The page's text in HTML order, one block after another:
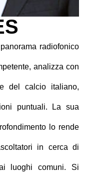
radiofonico
analizza con
del calcio italiano,
puntuali. La sua
lo rende
in cerca di
luoghi comuni. Si